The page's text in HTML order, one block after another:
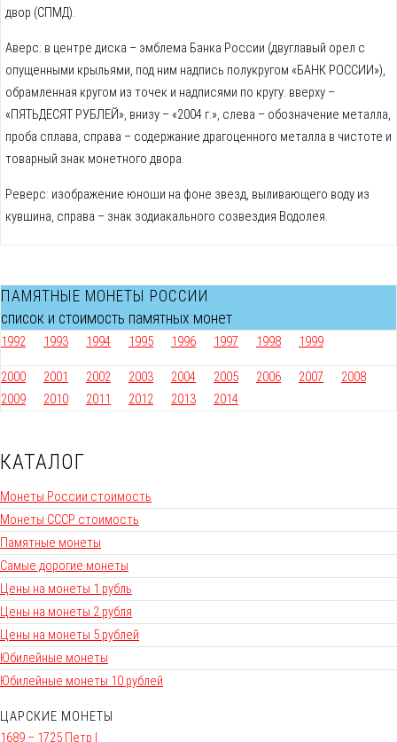
двор (СПМД).
Аверс: в центре диска – эмблема Банка России (двуглавый орел с
опущенными крыльями, под ним надпись полукругом «БАНК РОССИИ»),
обрамленная кругом из точек и надписями по кругу: вверху –
«ПЯТЬДЕСЯТ РУБЛЕЙ», внизу – «2004 г.», слева – обозначение металла,
проба сплава, справа – содержание драгоценного металла в чистоте и
товарный знак монетного двора.
Реверс: изображение юноши на фоне звeзд, выливающего воду из
кувшина, справа – знак зодиакального созвездия Водолея.
ПАМЯТНЫЕ МОНЕТЫ РОССИИ
список и стоимость памятных монет
1992 1993 1994 1995 1996 1997 1998 1999
2000 2001 2002 2003 2004 2005 2006 2007
2008
2009
2010 2011 2012 2013 2014
КАТАЛОГ
Монеты России стоимость
Монеты СССР стоимость
Памятные монеты
Самые дорогие монеты
Цены на монеты 1 рубль
Цены на монеты 2 рубля
Цены на монеты 5 рублей
Юбилейные монеты
Юбилейные монеты 10 рублей
ЦАРСКИЕ МОНЕТЫ
1689 – 1725 Петр I